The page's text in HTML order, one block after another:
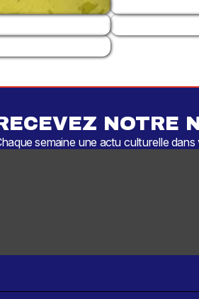
NOTRE
semaine une actu culturelle